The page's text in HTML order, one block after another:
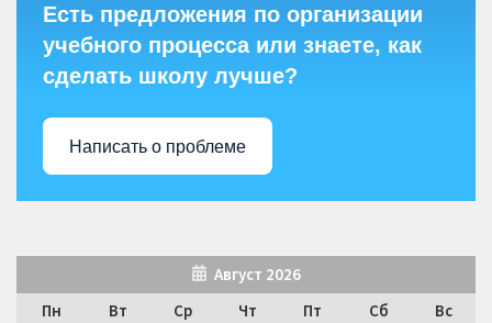
Есть предложения по организации
учебного процесса или знаете, как
сделать школу лучше?
Написать о проблеме
Август 2026
Пн
Вт Ср Чт Пт Сб
Вс